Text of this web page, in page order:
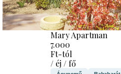
Mary Apartman
7.000
Ft-tól
/ éj / fő